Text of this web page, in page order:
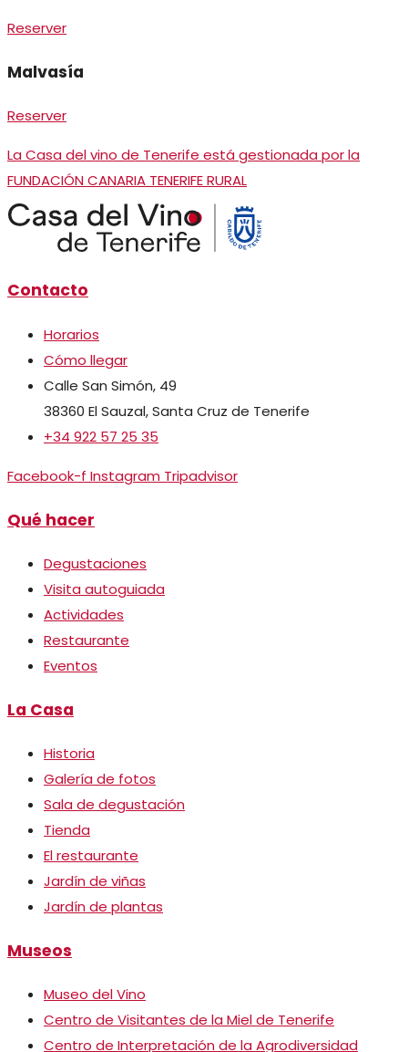
Reserver
Malvasía
Reserver
La Casa del vino de Tenerife está gestionada por la
FUNDACIÓN CANARIA TENERIFE RURAL
Contacto
Horarios
Cómo llegar
Calle San Simón, 49
38360 El Sauzal, Santa Cruz de Tenerife
+34 922 57 25 35
Facebook-f Instagram Tripadvisor
Qué hacer
Degustaciones
Visita autoguiada
Actividades
Restaurante
Eventos
La Casa
Historia
Galería de fotos
Sala de degustación
Tienda
El restaurante
Jardín de viñas
Jardín de plantas
Museos
Museo del Vino
Centro de Visitantes de la Miel de Tenerife
Centro de Interpretación de la Agrodiversidad